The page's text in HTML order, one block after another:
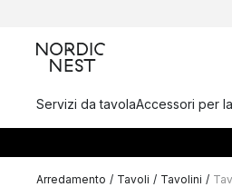
Servizi da tavolaAccessori per
Arredamento / Tavoli / Tavolini /